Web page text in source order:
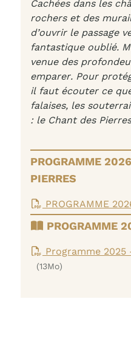
Cachées dans les
rochers et des
d’ouvrir le passage
fantastique oublié.
venue des
emparer. Pour
il faut écouter ce
falaises, les
: le Chant des
PROGRAMME
PIERRES
PROGRAMME
PROGRAMME
Programme 2025
(13Mo)